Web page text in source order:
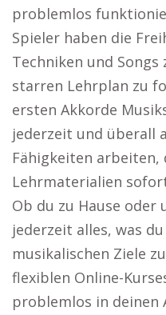
problemlos
Spieler haben die
Techniken und
starren Lehrplan zu
ersten Akkorde
jederzeit und überall
Fähigkeiten arbeiten,
Lehrmaterialien
Ob du zu Hause
jederzeit alles, was
musikalischen Ziele
flexiblen Online-
problemlos in